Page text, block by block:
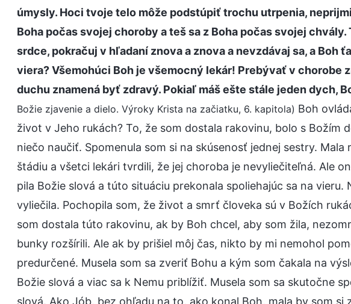
úmysly. Hoci tvoje telo môže podstúpiť trochu utrpenia,
Boha počas svojej choroby a teš sa z Boha počas svojej
srdce, pokračuj v hľadaní znova a znova a nevzdávaj sa, a Boh
viera? Všemohúci Boh je všemocný lekár! Prebývať v chorobe
duchu znamená byť zdravý. Pokiaľ máš ešte stále jeden dych,
Božie zjavenie a dielo. Výroky Krista na začiatku, 6. kapitola) Boh
život v Jeho rukách? To, že som dostala rakovinu, bolo s Božím
niečo naučiť. Spomenula som si na skúsenosť jednej sestry.
štádiu a všetci lekári tvrdili, že jej choroba je nevyliečiteľná. Ale
pila Božie slová a túto situáciu prekonala spoliehajúc sa na
vyliečila. Pochopila som, že život a smrť človeka sú v Božích
som dostala túto rakovinu, ak by Boh chcel, aby som žila,
bunky rozšírili. Ale ak by prišiel môj čas, nikto by mi nemohol
predurčené. Musela som sa zveriť Bohu a kým som čakala na
Božie slová a viac sa k Nemu priblížiť. Musela som sa skutočne
slová. Ako Jób, bez ohľadu na to, ako konal Boh, mala by som si